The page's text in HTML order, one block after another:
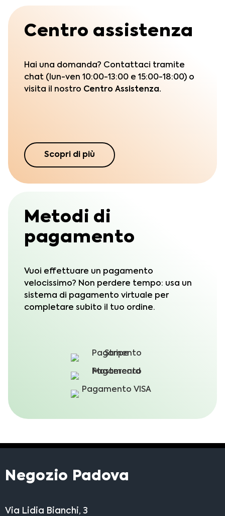
Centro assistenza
Hai una domanda? Contattaci tramite
chat (lun-ven 10:00-13:00 e 15:00-18:00) o
visita il nostro Centro Assistenza.
Scopri di più
Metodi di
pagamento
Vuoi effettuare un pagamento
velocissimo? Non perdere tempo: usa un
sistema di pagamento virtuale per
completare subito il tuo ordine.
Negozio Padova
Via Lidia Bianchi, 3